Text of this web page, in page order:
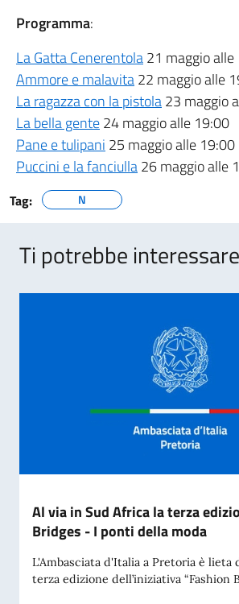
Programma:
La Gatta Cenerentola21 maggio
Ammore e malavita22 maggio alle
La ragazza con la pistola23 maggio
La bella gente24 maggio alle 19:00
Pane e tulipani 25 maggio alle 19:00
Puccini e la fanciulla26 maggio alle
Tag: N
Ti potrebbe
Al via in Sud Africa la terza
Bridges - I ponti della moda
L'Ambasciata d'Italia a Pretoria è lieta
terza edizione dell’iniziativa “Fashion